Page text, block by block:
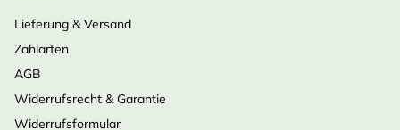
Lieferung & Versand
Zahlarten
AGB
Widerrufsrecht & Garantie
Widerrufsformular